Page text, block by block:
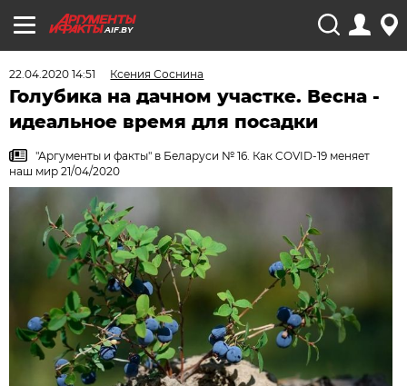
AIF.BY
22.04.2020 14:51 Ксения Соснина
Голубика на дачном участке. Весна -
идеальное время для посадки
"Аргументы и факты" в Беларуси № 16. Как COVID-19 меняет
наш мир 21/04/2020